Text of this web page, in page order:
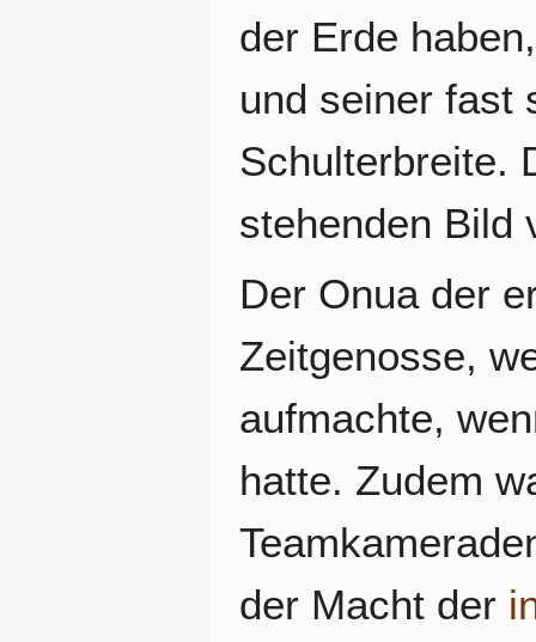
der Erde
und seiner fast
Schulterbreite.
stehenden Bild
Der Onua der
Zeitgenosse,
aufmachte,
hatte. Zudem
der Macht der